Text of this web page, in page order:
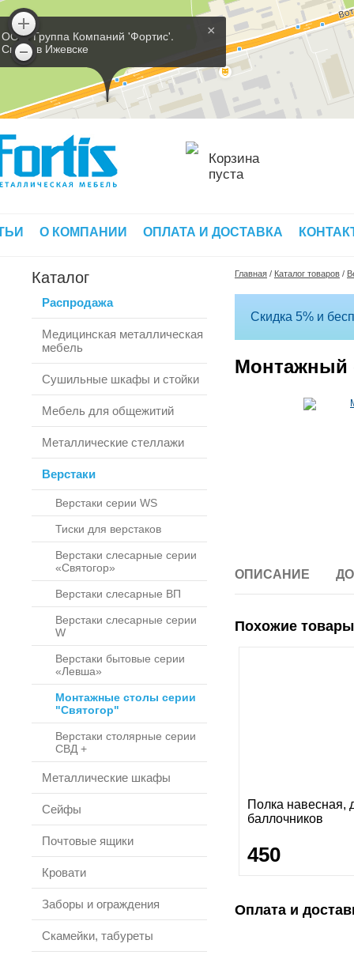
×
ООО 'Группа Компаний 'Фортис'.
Склад в Ижевске
Корзина
пуста
О КОМПАНИИ ОПЛАТА И ДОСТАВКА
Каталог
Распродажа
Медицинская металлическая
мебель
Сушильные шкафы и стойки
Мебель для общежитий
Металлические стеллажи
Верстаки
Верстаки серии WS
Тиски для верстаков
Верстаки слесарные серии
«Святогор»
Верстаки слесарные ВП
Верстаки слесарные серии
W
Верстаки бытовые серии
«Левша»
Монтажные столы серии
"Святогор"
Верстаки столярные серии
СВД +
Металлические шкафы
Сейфы
Почтовые ящики
Кровати
Заборы и ограждения
Скамейки, табуреты
Главная / Каталог товаров /
Скидка 5% и
Монтажный
ОПИСАНИЕ
Похожие
Полка навесная,
баллочников
450
Оплата и